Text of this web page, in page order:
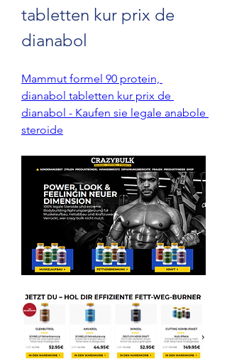
tabletten kur prix de
dianabol
Mammut formel 90 protein,
dianabol tabletten kur prix de
dianabol - Kaufen sie legale anabole
steroide